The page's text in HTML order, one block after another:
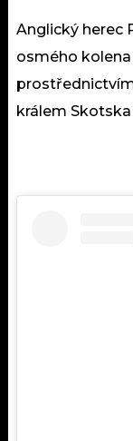
Anglický herec
osmého kolena
králem Skotska